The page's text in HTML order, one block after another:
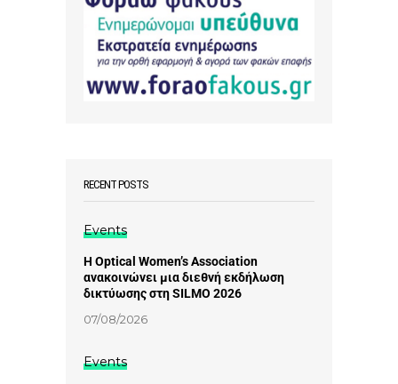
RECENT POSTS
Events
Η Optical Women’s Association
ανακοινώνει μια διεθνή εκδήλωση
δικτύωσης στη SILMO 2026
07/08/2026
Events